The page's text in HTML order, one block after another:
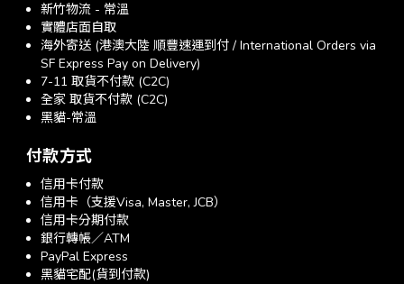
新竹物流 - 常溫
實體店面自取
海外寄送 (港澳大陸 順豐速運到付 / International Orders via
SF Express Pay on Delivery)
7-11 取貨不付款 (C2C)
全家 取貨不付款 (C2C)
黑貓-常溫
付款方式
信用卡付款
信用卡（支援Visa, Master, JCB）
信用卡分期付款
銀行轉帳／ATM
PayPal Express
黑貓宅配(貨到付款)